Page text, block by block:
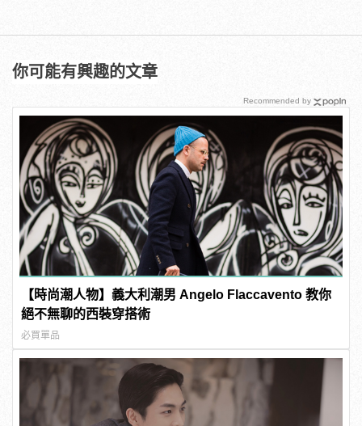
你可能有興趣的文章
【時尚潮人物】義大利潮男 Angelo Flaccavento 教你
絕不無聊的西裝穿搭術
必買單品
Recommended by